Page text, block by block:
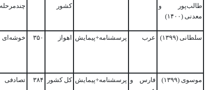
طالب‌پور و
معدنی (۱۴۰۰)
کشور
سلطانی (۱۳۹۹) عرب پرسشنامه+پیمایش اهواز ۳۵۰ خوشه‌ای
موسوی (۱۳۹۹)
فارس و پرسشنامه+پیمایش کل کشور ۳۸۴ تصادفی